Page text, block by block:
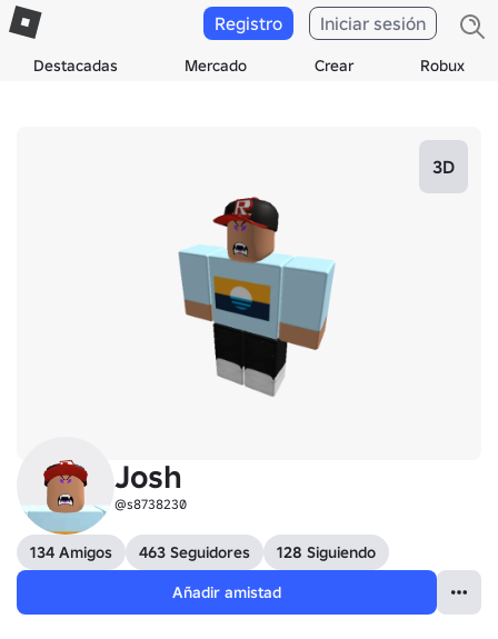
Destacadas Mercado Crear Robux
Registro Iniciar sesión
3D
Josh
@s8738230
134 Amigos 463 Seguidores
128 Siguiendo
Añadir amistad